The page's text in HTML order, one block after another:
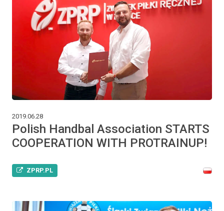
2019.06.28
Polish Handbal Association STARTS
COOPERATION WITH PROTRAINUP!
ZPRP.PL